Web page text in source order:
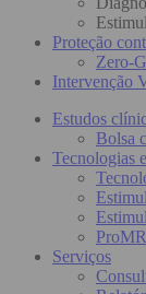
Proteção
Zero-
Intervenção
Estudos
Bolsa
Tecnologias
Serviços